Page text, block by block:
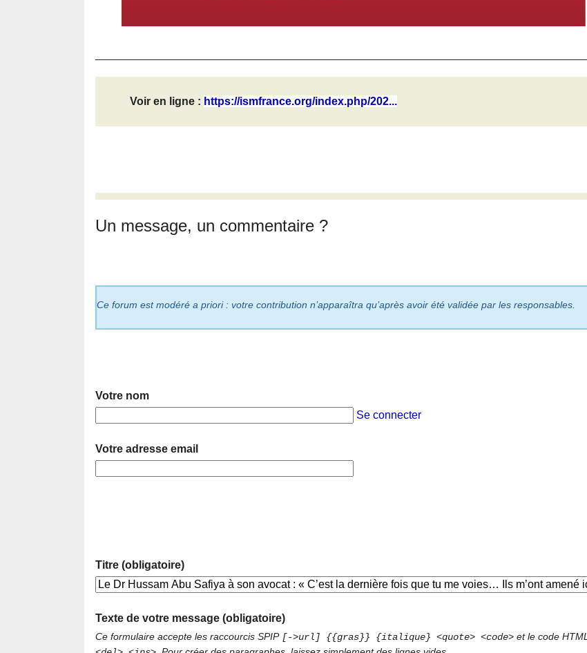
Voir en ligne : https://ismfrance.org/index.php/202...
Un message, un commentaire ?
Ce forum est modéré a priori : votre contribution n’apparaîtra qu’après avoir été validée par les responsables.
Votre nom
Se connecter
Votre adresse email
Titre (obligatoire)
Texte de votre message (obligatoire)
Ce formulaire accepte les raccourcis SPIP [->url] {{gras}} {italique} <quote> <code> et le code HTML